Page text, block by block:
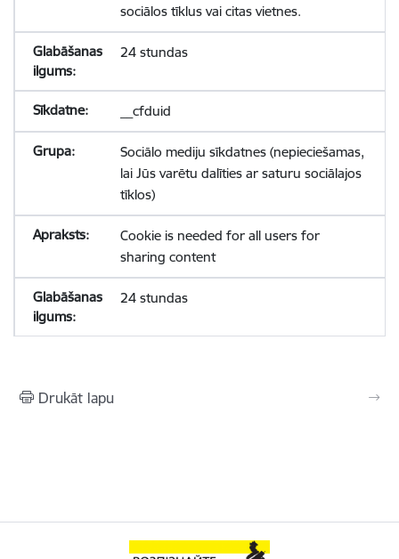
sociālos tīklus vai citas vietnes.
24 stundas
__cfduid
Sociālo mediju sīkdatnes (nepieciešamas,
lai Jūs varētu dalīties ar saturu sociālajos
tīklos)
Cookie is needed for all users for
sharing content
24 stundas
Drukāt lapu